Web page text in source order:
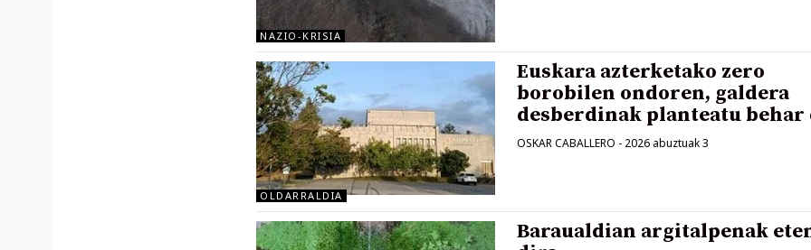
NAZIO-KRISIA
OLDARRALDIA
Euskara azterketako zero
borobilen ondoren, galdera
desberdinak planteatu behar
OSKAR CABALLERO - 2026 abuztuak 3
Baraualdian argitalpenak